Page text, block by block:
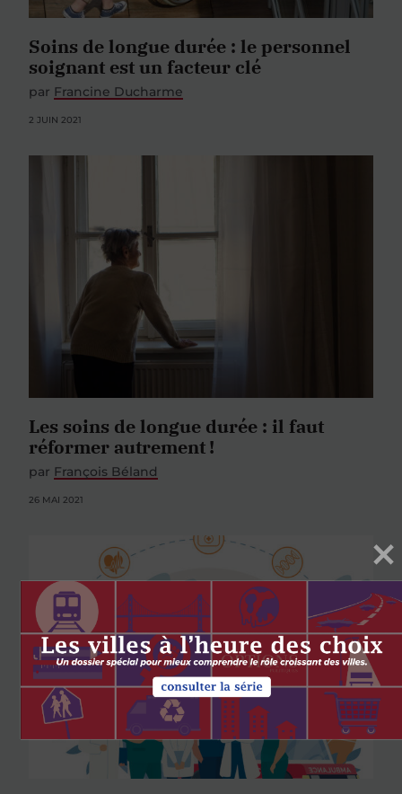
Soins de longue durée : le personnel
soignant est un facteur clé
par Francine Ducharme
2 JUIN 2021
Les soins de longue durée : il faut
réformer autrement !
par François Béland
26 MAI 2021